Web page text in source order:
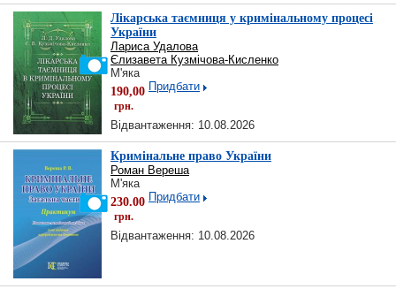
Лікарська таємниця у кримінальному процесі
України
Лариса Удалова
Єлизавета Кузмічова-Кисленко
М'яка
190,00
грн.
Придбати
Відвантаження: 10.08.2026
Кримінальне право України
Роман Вереша
М'яка
230.00
грн.
Придбати
Відвантаження: 10.08.2026